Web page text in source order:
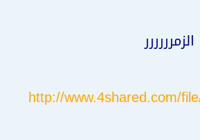
http://www.4shared.com/